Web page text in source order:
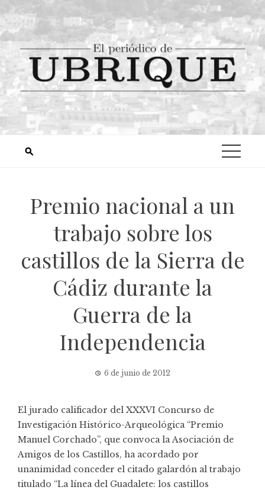
Premio nacional a un
trabajo sobre los
castillos de la Sierra de
Cádiz durante la
Guerra de la
Independencia
6 de junio de 2012
El jurado calificador del XXXVI Concurso de
Investigación Histórico-Arqueológica “Premio
Manuel Corchado”, que convoca la Asociación de
Amigos de los Castillos, ha acordado por
unanimidad conceder el citado galardón al trabajo
titulado “La línea del Guadalete: los castillos